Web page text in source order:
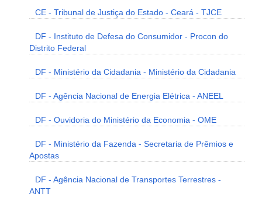
CE - Tribunal de Justiça do Estado - Ceará - TJCE
DF - Instituto de Defesa do Consumidor - Procon do
Distrito Federal
DF - Ministério da Cidadania - Ministério da Cidadania
DF - Agência Nacional de Energia Elétrica - ANEEL
DF - Ouvidoria do Ministério da Economia - OME
DF - Ministério da Fazenda - Secretaria de Prêmios e
Apostas
DF - Agência Nacional de Transportes Terrestres -
ANTT